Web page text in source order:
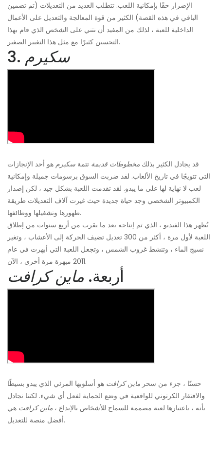
الإضرار حقًا بإمكانية اللعب. تتطلب العديد من التعديلات (تم تضمين
الباقي في هذه القصة) الكثير من قوة المعالجة والتعديل على الأعمال
الداخلية للعبة ، لذلك من المفيد أن نثني على الشخص الذي قام بهذا
التحسين كثيرًا مع مثل هذا التغيير الصغير.
3. سكيرم
قد يجادل الكثير بذلك مخطوطات قديمة تتمة سكيرم هو أحد الإنجازات
التي تتويجًا في تاريخ الألعاب. لقد ضربت السوق برسومات جميلة وإمكانية
لعب لا نهاية لها على ما يبدو. لقد تقدمت اللعبة بشكل جيد ، لكن إصدار
الكمبيوتر الشخصي وجد حياة جديدة حيث غيرت آلاف التعديلات طريقة
ظهورها وتشغيلها ووظائفها.
يُظهر هذا الفيديو ، الذي تم إنتاجه بعد ما يقرب من أربع سنوات من إطلاق
اللعبة لأول مرة ، أكثر من 300 تعديل تضيف الحركة إلى الأعشاب ، وتغير
نسيج الماء ، وتنشط غروب الشمس ، وتجعل اللعبة التي أبهرت في عام
2011 مبهرة مرة أخرى ، الآن.
أربعة. ماين كرافت
حسنًا ، جزء من سحر ماين كرافت هو أسلوبها المرئي الذي يبدو بسيطًا
والافتقار الكرتوني للواقعية في وضع الحماية لفعل أي شيء. لكننا نجادل
بأنه ، باعتبارها لعبة مصممة للسماح للأشخاص بالإبداع ، ماين كرافت هي
أفضل منصة للتعديل.